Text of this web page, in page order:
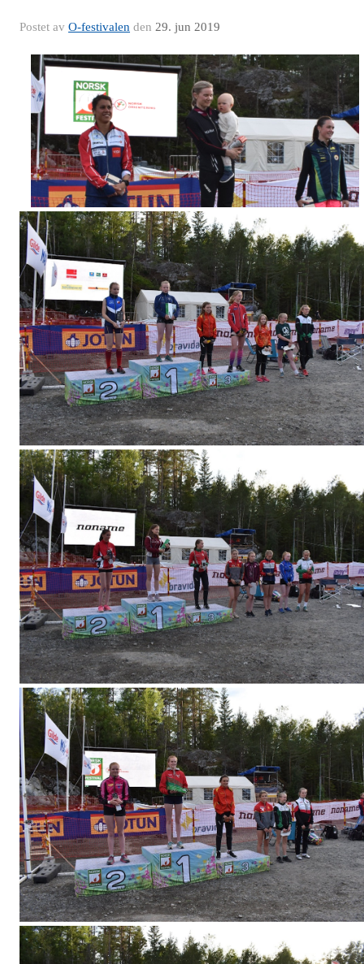
Postet av O-festivalen den 29. jun 2019